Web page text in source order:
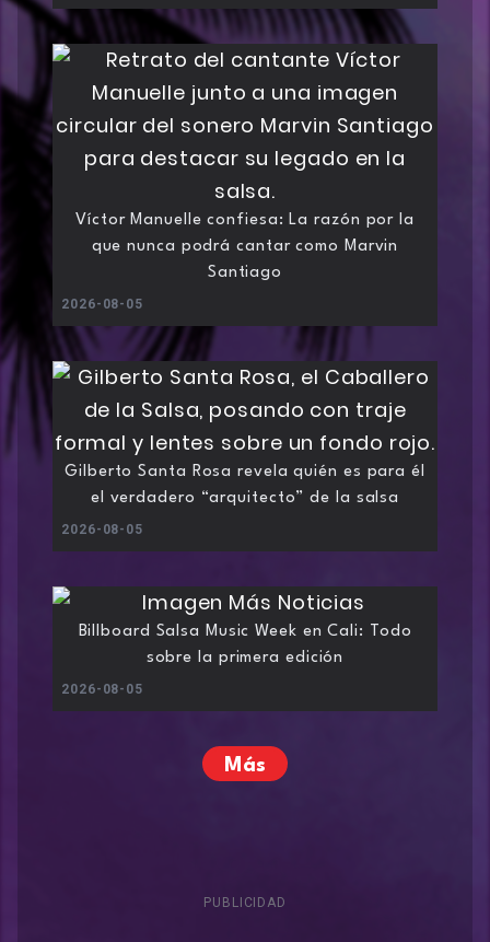
Víctor Manuelle confiesa: La razón por la
que nunca podrá cantar como Marvin
Santiago
2026-08-05
Gilberto Santa Rosa revela quién es para él
el verdadero “arquitecto” de la salsa
2026-08-05
Billboard Salsa Music Week en Cali: Todo
sobre la primera edición
2026-08-05
Más
PUBLICIDAD